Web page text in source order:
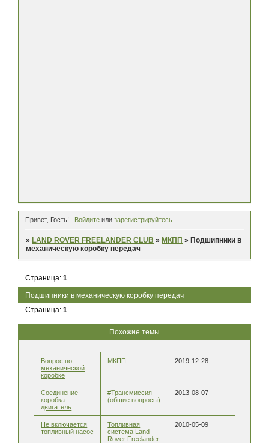
Привет, Гость! Войдитеили зарегистрируйтесь.
» LAND ROVER FREELANDER CLUB » МКПП » Подшипники в
механическую коробку передач
Подшипники в механическую коробку передач
Страница:1
Страница:1
Похожие темы
Вопрос по
механической
коробке
МКПП 2019-12-28
Соединение
коробка-
двигатель
#Трансмиссия
(общие вопросы)
2013-08-07
Не включается
топливный насос
Топливная
система Land
Rover Freelander
2010-05-09